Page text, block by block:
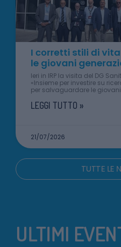
I corretti stili di
le giovani
Ieri in IRP la visita del DG
«Insieme per investire su
per salvaguardare le giovani
LEGGI TUTTO »
21/07/2026
TUTTE LE
ULTIMI